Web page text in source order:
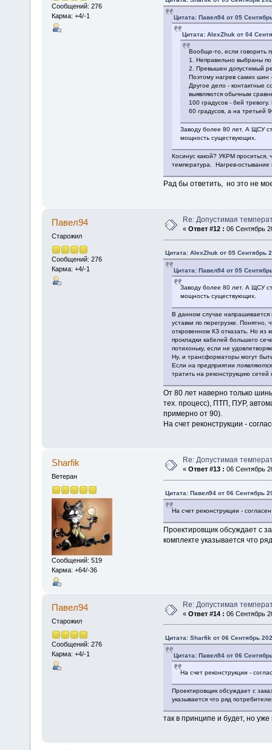
Сообщений: 276
Карма: +4/-1
Цитата: Павел94 от 05
Цитата: AlexZhuk от 04
Вообще-то, если говорить
1. Неправильно выбраны
2. Превышен допустимый
Поэтому нагрев самих шин
Другое дело - контактные
выявляются обычным
100 градусов - бей
60 градусов, а на третьей
Заводу более 80 лет. А ЩСУ
мощность существующих.
Косинус какой? УКРМ
температура. Нагрев-остывание
Рад бы ответить, но это не
Павел94
Старожил
Сообщений: 276
Карма: +4/-1
Re: Допустимая
« Ответ #12 : 06 Сентябрь
Цитата: AlexZhuk от 05 Сентябрь
Цитата: Павел94 от 05
Заводу более 80 лет. А ЩСУ
мощность существующих.
В данном случае напрашивается
уставки по перегрузке. Понятно,
откровенном КЗ отказать. Но из
прокладки кабелей большего
потихоньку, если не
Ну, и трансформаторы могут
Если на предприятии
тратить на реконструкцию
От 80 лет наверно только
тех. процесс), ПТП, ПУР,
примерно от 90).
На счет реконструкции -
Sharfik
Ветеран
Сообщений: 519
Карма: +64/-36
Re: Допустимая
« Ответ #13 : 06 Сентябрь
Цитата: Павел94 от 06 Сентябрь
На счет реконструкции -
Проектировщик обсуждает с
комплекте указывается что
Павел94
Старожил
Сообщений: 276
Карма: +4/-1
Re: Допустимая
« Ответ #14 : 06 Сентябрь
Цитата: Sharfik от 06 Сентябрь
Цитата: Павел94 от 06
На счет реконструкции -
Проектировщик обсуждает с
указывается что ряд
так в принципе и будет, но уже